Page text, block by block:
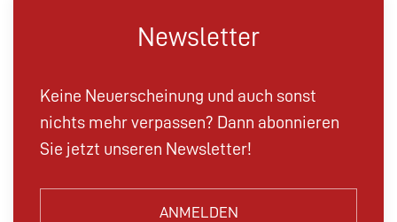
Newsletter
Keine Neuerscheinung und auch sonst
nichts mehr verpassen? Dann abonnieren
Sie jetzt unseren Newsletter!
ANMELDEN